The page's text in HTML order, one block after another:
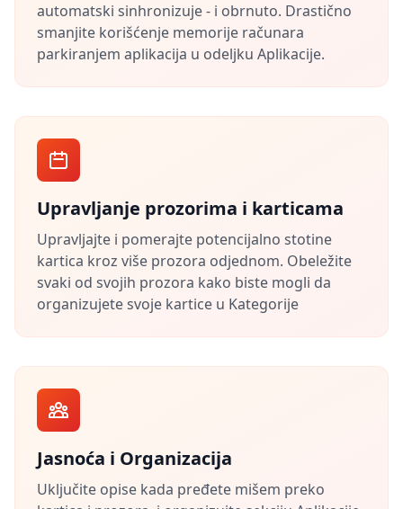
automatski sinhronizuje - i obrnuto. Drastično
smanjite korišćenje memorije računara
parkiranjem aplikacija u odeljku Aplikacije.
Upravljanje prozorima i karticama
Upravljajte i pomerajte potencijalno stotine
kartica kroz više prozora odjednom. Obeležite
svaki od svojih prozora kako biste mogli da
organizujete svoje kartice u Kategorije
Jasnoća i Organizacija
Uključite opise kada pređete mišem preko